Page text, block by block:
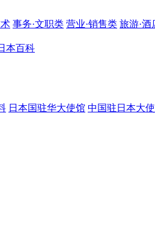
事务·文职类 营业·销售类 旅游·酒
本百科
日本国驻华大使馆 中国驻日本大